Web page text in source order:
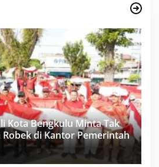
Kota Bengkulu Minta Tak
Robek di Kantor Pemerintah